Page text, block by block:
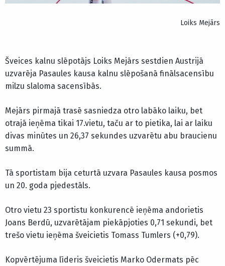
Loiks Mejārs
Šveices kalnu slēpotājs Loiks Mejārs sestdien Austrijā
uzvarēja Pasaules kausa kalnu slēpošanā finālsacensību
milzu slaloma sacensībās.
Mejārs pirmajā trasē sasniedza otro labāko laiku, bet
otrajā ieņēma tikai 17.vietu, taču ar to pietika, lai ar laiku
divas minūtes un 26,37 sekundes uzvarētu abu braucienu
summā.
Tā sportistam bija ceturtā uzvara Pasaules kausa posmos
un 20. goda pjedestāls.
Otro vietu 23 sportistu konkurencē ieņēma andorietis
Joans Berdū, uzvarētājam piekāpjoties 0,71 sekundi, bet
trešo vietu ieņēma šveicietis Tomass Tumlers (+0,79).
Kopvērtējuma līderis šveicietis Marko Odermats pēc